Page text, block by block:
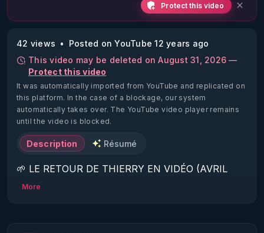
Protect this video
42 views
Posted on YouTube 12 years ago
This video may be deleted on August 31, 2026 —
Protect this video
It was automatically imported from YouTube and replicated on
this platform. In the case of a blockage, our system
automatically takes over. The YouTube video player remains
until the video is blocked.
Description Résumé
🌱 LE RETOUR DE THIERRY EN VIDÉO (AVRIL
2022)!
https://www.rgnr.fr/presentation.html
More